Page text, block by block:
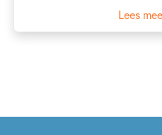
Lees